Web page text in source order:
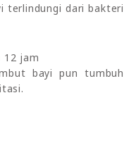
terlindungi dari bakteri
jam
bayi pun tumbuh